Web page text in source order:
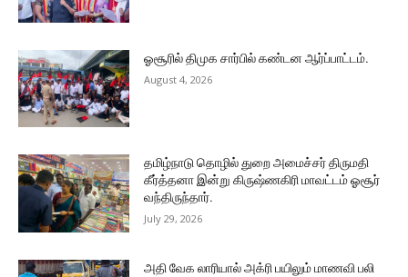
ஓசூரில் திமுக சார்பில் கண்டன ஆர்ப்பாட்டம்.
August 4, 2026
தமிழ்நாடு தொழில் துறை அமைச்சர் திருமதி
கீர்த்தனா இன்று கிருஷ்ணகிரி மாவட்டம் ஓசூர்
வந்திருந்தார்.
July 29, 2026
அதி வேக லாரியால் அக்ரி பயிலும் மாணவி பலி